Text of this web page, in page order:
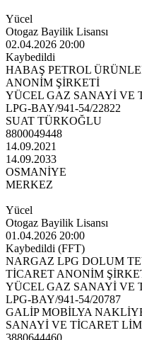
Yücel
Otogaz Bayilik Lisansı
02.04.2026 20:00
Kaybedildi
HABAŞ PETROL
ANONİM ŞİRKETİ
YÜCEL GAZ SANAYİ VE
LPG-BAY/941-54/22822
SUAT TÜRKOĞLU
8800049448
14.09.2021
14.09.2033
OSMANİYE
MERKEZ
Yücel
Otogaz Bayilik Lisansı
01.04.2026 20:00
Kaybedildi (FFT)
NARGAZ LPG DOLUM
TİCARET ANONİM
YÜCEL GAZ SANAYİ VE
LPG-BAY/941-54/20787
GALİP MOBİLYA
SANAYİ VE TİCARET
3880644460